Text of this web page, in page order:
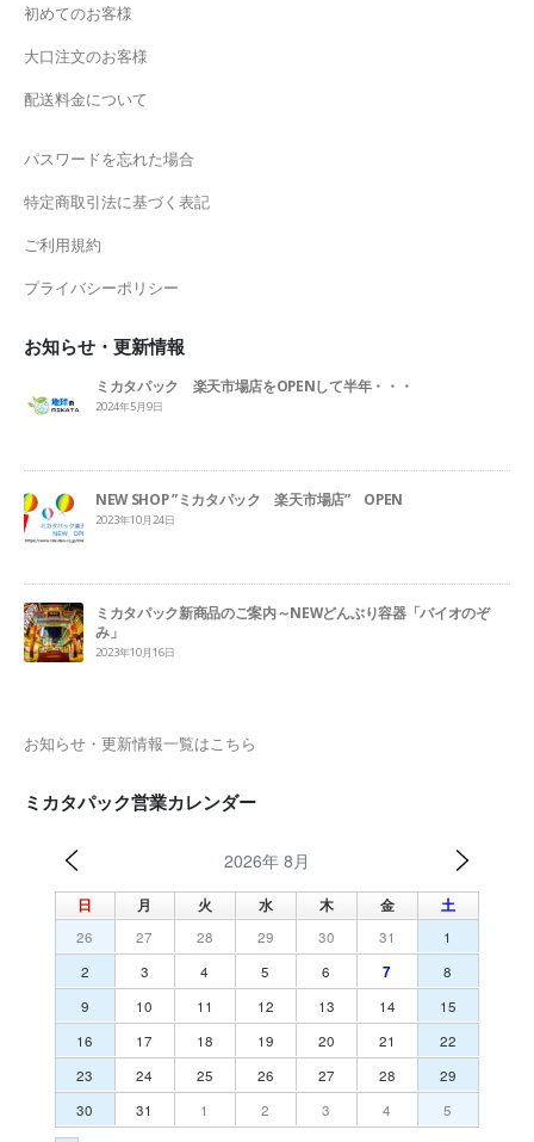
初めてのお客様
大口注文のお客様
配送料金について
パスワードを忘れた場合
特定商取引法に基づく表記
ご利用規約
プライバシーポリシー
お知らせ・更新情報
ミカタパック 楽天市場店をOPENして半年・・・
2024年5月9日
NEW SHOP ”ミカタパック 楽天市場店” OPEN
2023年10月24日
ミカタパック新商品のご案内～NEWどんぶり容器「バイオのぞ
み」
2023年10月16日
お知らせ・更新情報一覧はこちら
ミカタパック営業カレンダー
2026年 8月
日 月 火 水 木 金 土
26 27 28 29 30 31
1
2
3 4 5 6 7
8
9
10 11 12 13 14
15
16
17 18 19 20 21
22
23
24 25 26 27 28
29
30
31 1 2 3 4
5